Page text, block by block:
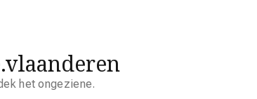
het ongeziene.